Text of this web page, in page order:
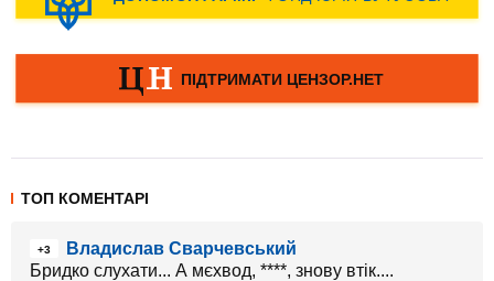
ТОП КОМЕНТАРІ
+3
Владислав Сварчевський
Бридко слухати... А мєхвод, ****, знову втік....